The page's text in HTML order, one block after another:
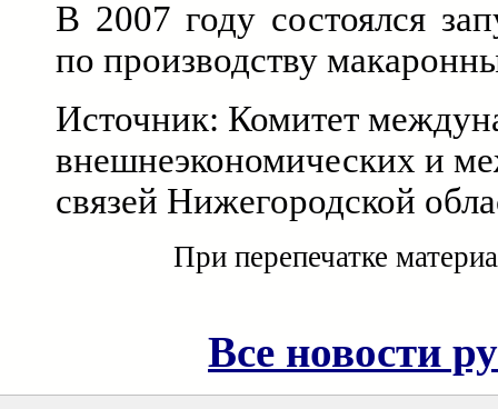
В 2007 году состоялся
по производству
Источник: Комитет
внешнеэкономических и
связей Нижегородской
При перепечатке
Все новости